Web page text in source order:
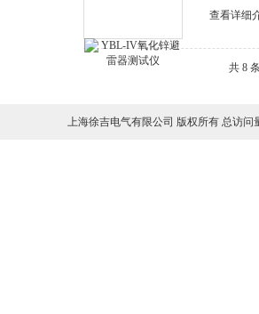
查看详细
共 8
上海徐吉电气有限公司 版权所有 总访问